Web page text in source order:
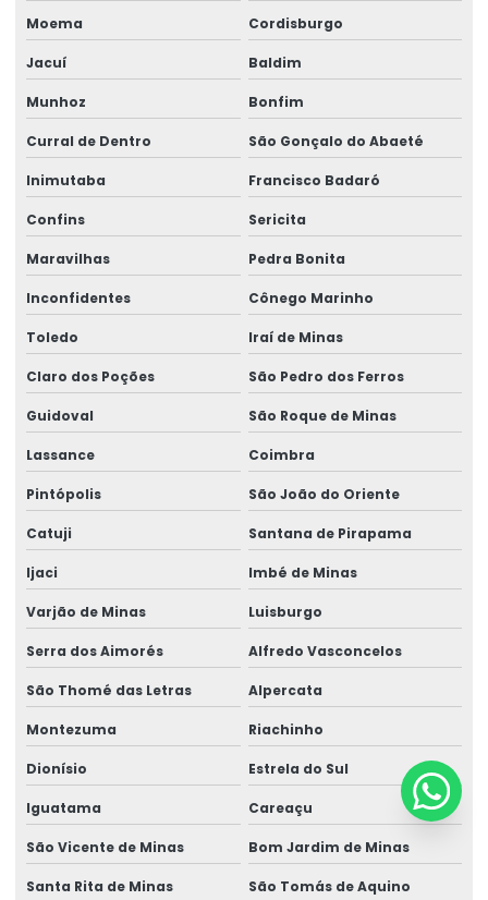
Moema Cordisburgo
Jacuí Baldim
Munhoz Bonfim
Curral de Dentro São Gonçalo do Abaeté
Inimutaba Francisco Badaró
Confins Sericita
Maravilhas Pedra Bonita
Inconfidentes Cônego Marinho
Toledo Iraí de Minas
Claro dos Poções São Pedro dos Ferros
Guidoval São Roque de Minas
Lassance Coimbra
Pintópolis São João do Oriente
Catuji Santana de Pirapama
Ijaci Imbé de Minas
Varjão de Minas Luisburgo
Serra dos Aimorés Alfredo Vasconcelos
São Thomé das Letras Alpercata
Montezuma Riachinho
Dionísio Estrela do Sul
Iguatama Careaçu
São Vicente de Minas Bom Jardim de Minas
Santa Rita de Minas São Tomás de Aquino